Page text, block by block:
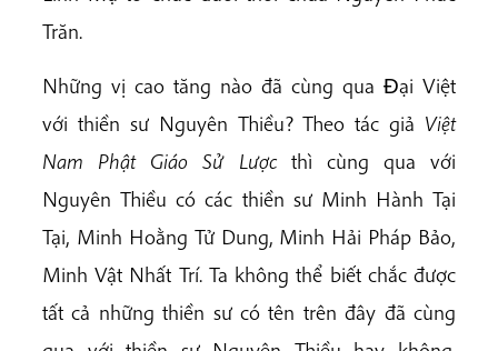
Trăn.
Những vị cao tăng nào đã cùng qua Ðại Việt
với thiền sư Nguyên Thiều? Theo tác giả Việt
Nam Phật Giáo Sử Lược thì cùng qua với
Nguyên Thiều có các thiền sư Minh Hành Tại
Tại, Minh Hoằng Tử Dung, Minh Hải Pháp Bảo,
Minh Vật Nhất Trí. Ta không thể biết chắc được
tất cả những thiền sư có tên trên đây đã cùng